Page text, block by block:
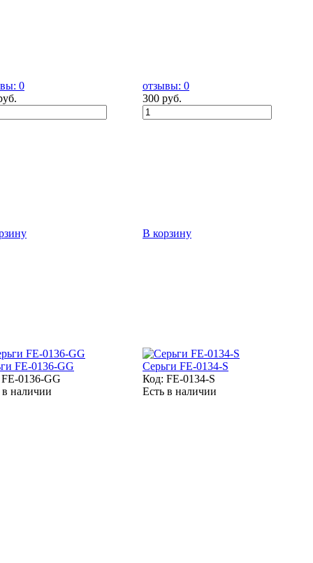
0
отзывы: 0
300 руб.
В корзину
FE-0136-GG
FE-0136-GG
в наличии
Серьги FE-0134-S
Код: FE-0134-S
Есть в наличии